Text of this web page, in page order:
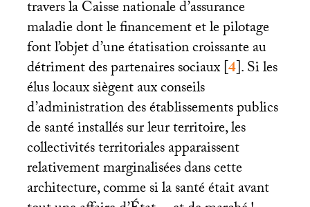
travers la Caisse nationale d’assurance
maladie dont le financement et le pilotage
font l’objet d’une étatisation croissante au
détriment des partenaires sociaux[4]. Si les
élus locaux siègent aux conseils
d’administration des établissements publics
de santé installés sur leur territoire, les
collectivités territoriales apparaissent
relativement marginalisées dans cette
architecture, comme si la santé était avant